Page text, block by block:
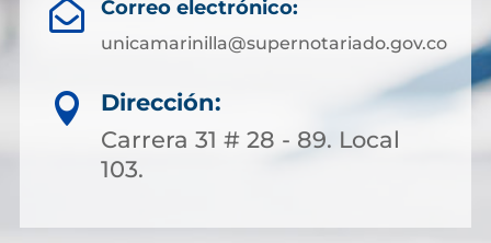
 Correo electrónico:
unicamarinilla@supernotariado.gov.co

Dirección:
Carrera 31 # 28 - 89. Local
103.